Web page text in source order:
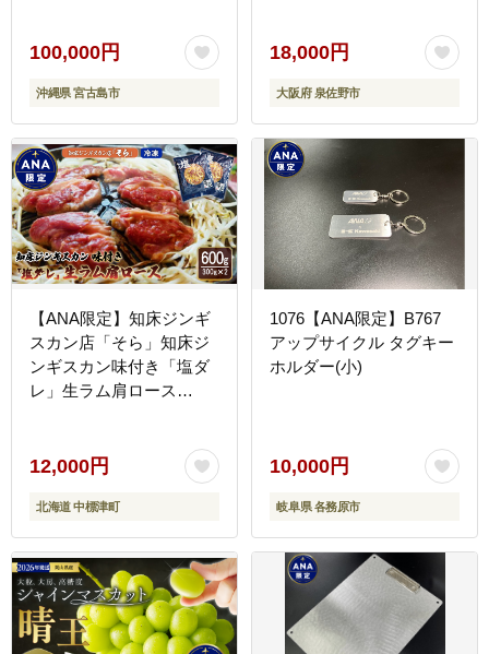
100,000円
沖縄県 宮古島市
18,000円
大阪府 泉佐野市
【ANA限定】知床ジンギ
スカン店「そら」知床ジ
ンギスカン味付き「塩ダ
レ」生ラム肩ロース
12,000円
北海道 中標津町
1076【ANA限定】B767
アップサイクル タグキー
ホルダー(小)
10,000円
岐阜県 各務原市